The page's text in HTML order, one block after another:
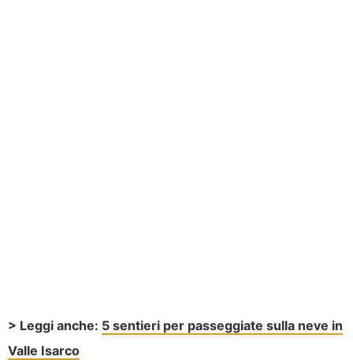
> Leggi anche: 5 sentieri per passeggiate sulla neve in
Valle Isarco